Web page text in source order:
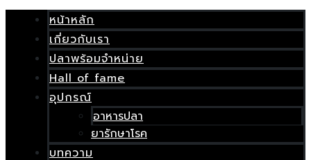
หน้าหลัก
เกี่ยวกับเรา
ปลาพร้อมจำหน่าย
Hall of fame
อุปกรณ์
อาหารปลา
ยารักษาโรค
บทความ